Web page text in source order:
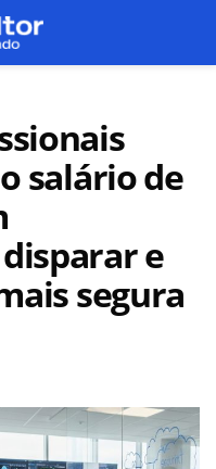
salário de
e
segura